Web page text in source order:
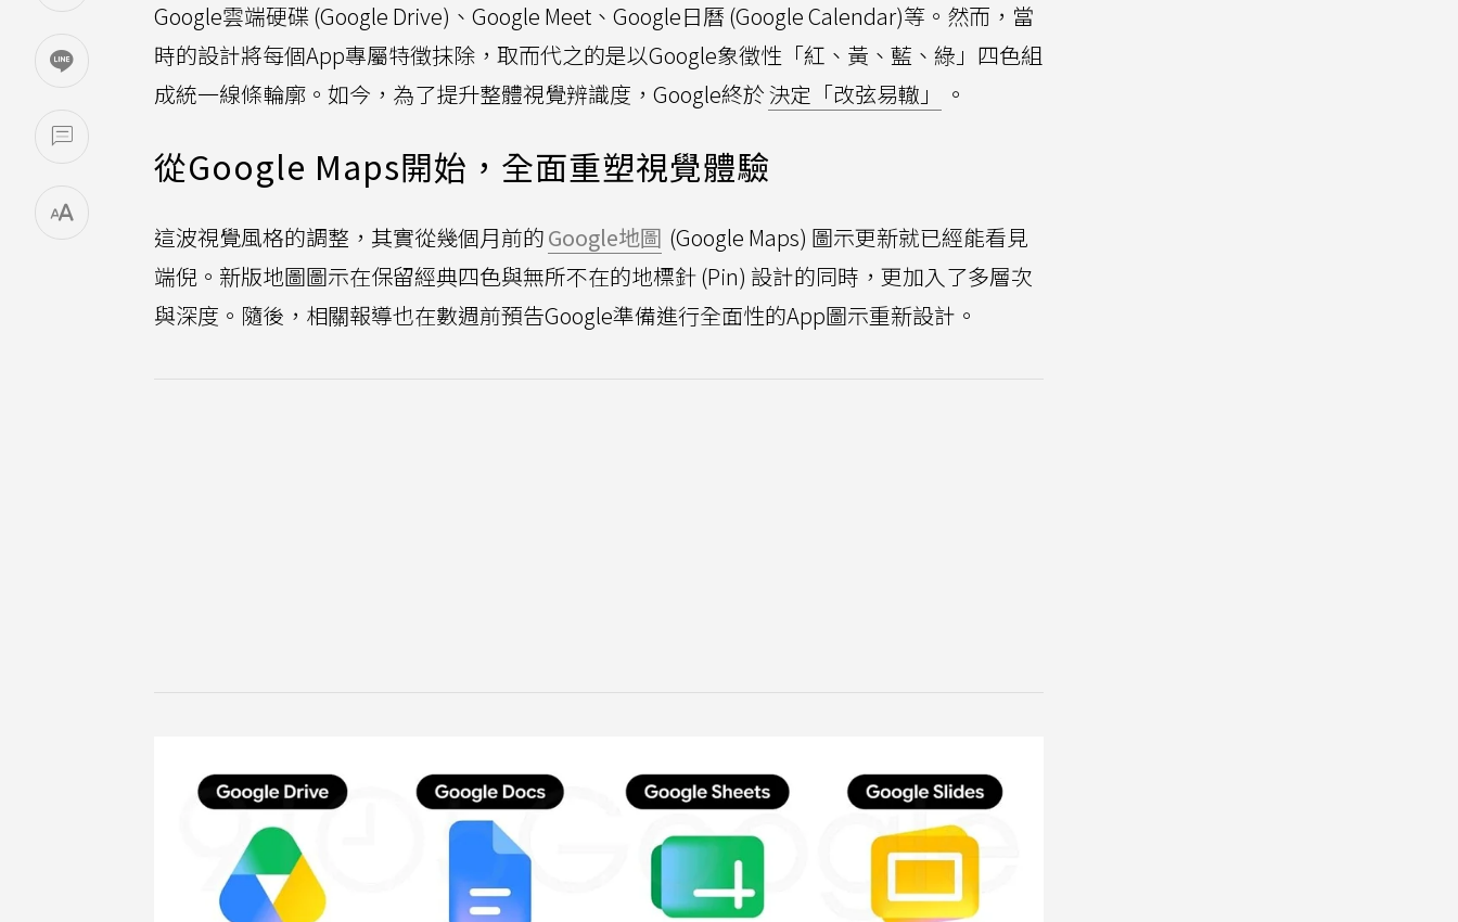
Google雲端硬碟 (Google Drive)、Google Meet、Google日曆 (Google Calendar)等。然而，當
時的設計將每個App專屬特徵抹除，取而代之的是以Google象徵性「紅、黃、藍、綠」四色組
成統一線條輪廓。如今，為了提升整體視覺辨識度，Google終於決定「改弦易轍」 。
從Google Maps開始，全面重塑視覺體驗
這波視覺風格的調整，其實從幾個月前的Google地圖 (Google Maps) 圖示更新就已經能看見
端倪。新版地圖圖示在保留經典四色與無所不在的地標針 (Pin) 設計的同時，更加入了多層次
與深度。隨後，相關報導也在數週前預告Google準備進行全面性的App圖示重新設計。